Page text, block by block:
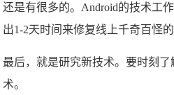
还是有很多的。Android的技术工
出1-2天时间来修复线上千奇百怪的
最后，就是研究新技术。要时刻
术。